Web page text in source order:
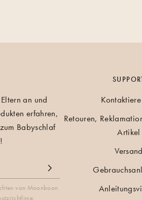
an und
erfahren,
Babyschlaf
von Moonboon
Retouren,
Artikel
Versand